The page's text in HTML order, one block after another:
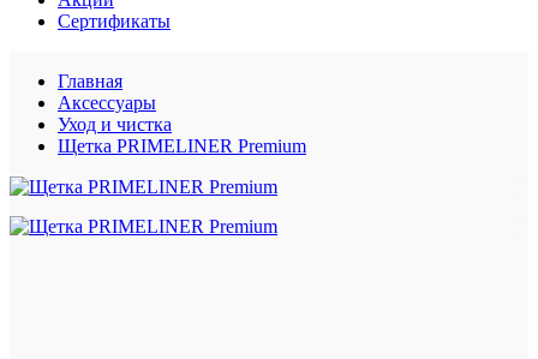
Сертификаты
Главная
Аксессуары
Уход и чистка
Щетка PRIMELINER Premium